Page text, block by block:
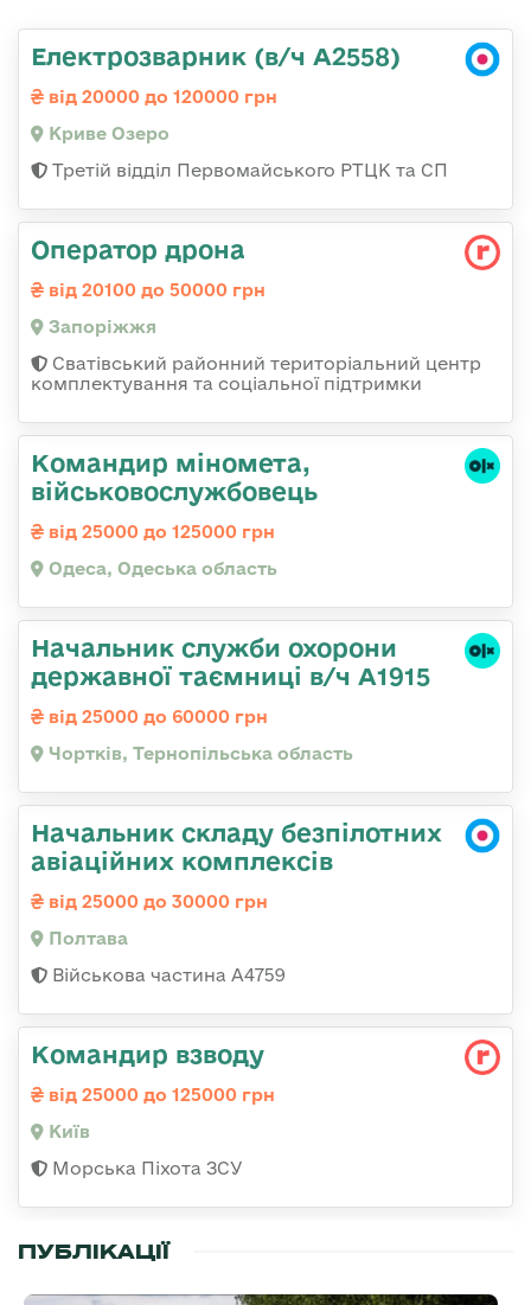
Електрозварник (в/ч А2558)
від 20000 до 120000 грн
Криве Озеро
Третій відділ Первомайського РТЦК та СП
Оператор дрона
від 20100 до 50000 грн
Запоріжжя
Сватівський районний територіальний центр
комплектування та соціальної підтримки
Командиp міномета,
військовослужбовець
від 25000 до 125000 грн
Одеса, Одеська область
Начальник служби охорони
державної таємниці в/ч А1915
від 25000 до 60000 грн
Чортків, Тернопільська область
Начальник складу безпілотних
авіаційних комплексів
від 25000 до 30000 грн
Полтава
Військова частина А4759
Командир взводу
від 25000 до 125000 грн
Київ
Морська Піхота ЗСУ
ПУБЛІКАЦІЇ